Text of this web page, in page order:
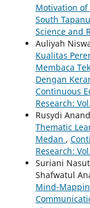
Motivation of
South
Science and
Auliyah
Kualitas
Membaca
Dengan
Continuous
Research:
Rusydi
Thematic
Medan ,
Research:
Suriani
Shafwatul
Mind-